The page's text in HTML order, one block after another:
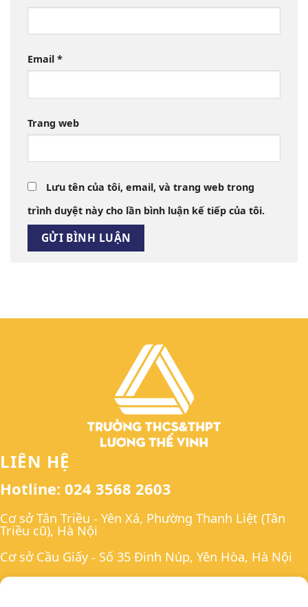
Email *
Trang web
Lưu tên của tôi, email, và trang web trong
trình duyệt này cho lần bình luận kế tiếp của tôi.
LIÊN HỆ
Hotline: 024 3568 2603
Cơ sở Tân Triều - Yên Xá, Phường Thanh Liệt (Tân
Triều cũ), Hà Nội
Cơ sở Cầu Giấy - Số 35 Đinh Núp, Yên Hòa, Hà Nội